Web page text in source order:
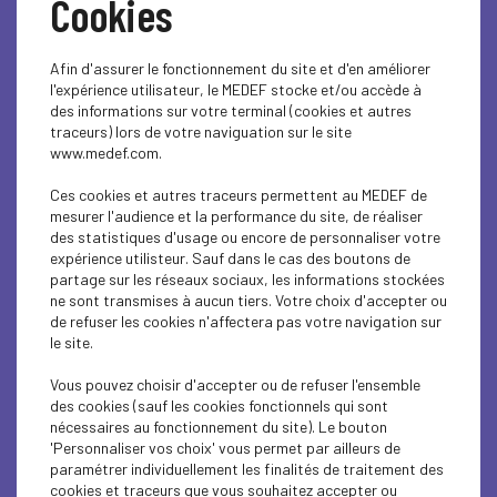
RH : une journée
professionnels des
Ressources Humaines
24
nov.
2025
Comment prouver
qu’on connait le
contenu d’un message
Cookies
Afin d'assurer le fonctionnement du site et d'en améliorer
l'expérience utilisateur, le MEDEF stocke et/ou accède à
des informations sur votre terminal (cookies et autres
traceurs) lors de votre naviguation sur le site
www.medef.com.
Ces cookies et autres traceurs permettent au MEDEF de
mesurer l'audience et la performance du site, de réaliser
des statistiques d'usage ou encore de personnaliser votre
expérience utilisteur. Sauf dans le cas des boutons de
partage sur les réseaux sociaux, les informations stockées
ne sont transmises à aucun tiers. Votre choix d'accepter ou
de refuser les cookies n'affectera pas votre navigation sur
le site.
Vous pouvez choisir d'accepter ou de refuser l'ensemble
des cookies (sauf les cookies fonctionnels qui sont
nécessaires au fonctionnement du site). Le bouton
'Personnaliser vos choix' vous permet par ailleurs de
paramétrer individuellement les finalités de traitement des
cookies et traceurs que vous souhaitez accepter ou